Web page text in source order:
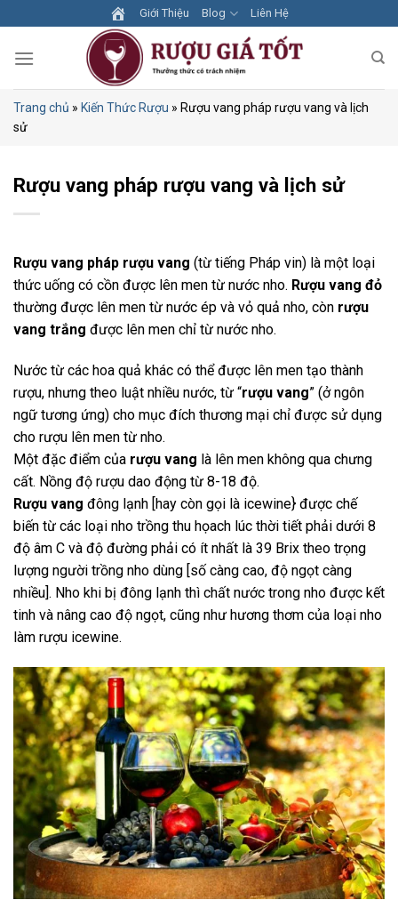
to
content
Giới Thiệu Blog Liên Hệ
Trang chủ » Kiến Thức Rượu » Rượu vang pháp rượu vang và lịch
sử
Rượu vang pháp rượu vang và lịch sử
Rượu vang pháp rượu vang (từ tiếng Pháp vin) là một loại
thức uống có cồn được lên men từ nước nho. Rượu vang đỏ
thường được lên men từ nước ép và vỏ quả nho, còn rượu
vang trắng được lên men chỉ từ nước nho.
Nước từ các hoa quả khác có thể được lên men tạo thành
rượu, nhưng theo luật nhiều nước, từ “rượu vang” (ở ngôn
ngữ tương ứng) cho mục đích thương mại chỉ được sử dụng
cho rượu lên men từ nho.
Một đặc điểm của rượu vang là lên men không qua chưng
cất. Nồng độ rượu dao động từ 8-18 độ.
Rượu vang đông lạnh [hay còn gọi là icewine} được chế
biến từ các loại nho trồng thu họach lúc thời tiết phải dưới 8
độ âm C và độ đường phải có ít nhất là 39 Brix theo trọng
lượng người trồng nho dùng [số càng cao, độ ngọt càng
nhiều]. Nho khi bị đông lạnh thì chất nước trong nho được kết
tinh và nâng cao độ ngọt, cũng như hương thơm của loại nho
làm rượu icewine.